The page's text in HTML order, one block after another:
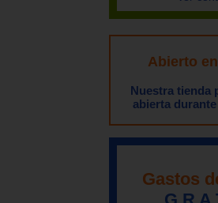
Abierto
Nuestra tienda
abierta
Gastos